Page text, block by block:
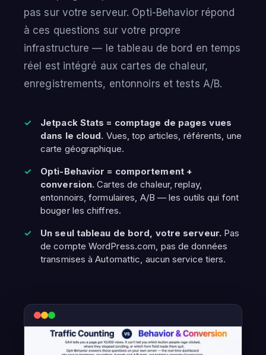
pas sur votre serveur. Opti-Behavior répond
à ces questions sur votre propre
infrastructure — le tableau de bord en temps
réel est intégré aux cartes de chaleur,
enregistrements, entonnoirs et tests A/B.
Jetpack Stats = comptage de pages vues
dans le cloud. Vues, top articles, référents, une
carte géographique.
Opti-Behavior = comportement +
conversion. Cartes de chaleur, replay,
entonnoirs, formulaires, A/B — les outils qui font
bouger les chiffres.
Un seul tableau de bord, votre serveur. Pas
de compte WordPress.com, pas de données
transmises à Automattic, aucun service tiers.